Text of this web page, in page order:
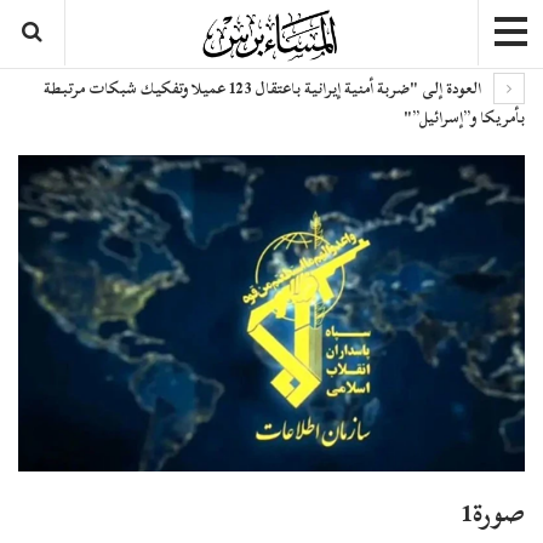
العودة إلى "ضربة أمنية إيرانية باعتقال 123 عميلا وتفكيك شبكات مرتبطة
بأمريكا و”إسرائيل”"
صورة1